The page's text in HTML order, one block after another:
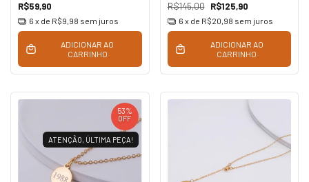
R$59,90
6 x de R$9,98 sem juros
ADICIONAR AO
CARRINHO
R$145,00 R$125,90
6 x de R$20,98 sem juros
ADICIONAR AO
CARRINHO
53%
OFF
ATENÇÃO, ÚLTIMA PEÇA!